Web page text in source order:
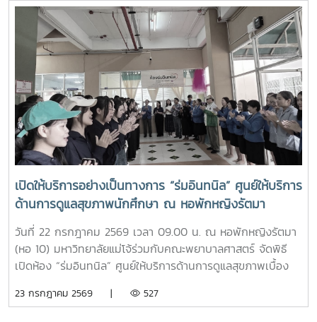
วิถีใหม่ (11701001)ในการนี้ รองศาสตราจารย์ ดร.เทพ พงษ์พา
นิช นายกสภามหาวิทยาลัยแม่โจ้ พร้อมด้วย นายพงษ์พิพัฒน์
ราชจันทร์ หัวหน้างานพัฒนานักศึกษาและศิษย์เก่าสัมพันธ์ ใน
ฐานะอาจารย์ประจำรายวิชา ร่วมให้ความรู้เกี่ยวกับประวัติความ
เป็นมา ปรัชญา และอัตลักษณ์ของมหาวิทยาลัยแม่โจ้ เพื่อสร้าง
ความเข้าใจและความผูกพันต่อสถาบันโอกาสนี้ รองศาสตราจารย์
ดร.เทพ พงษ์พานิช ได้เน้นย้ำให้นักศึกษาเรียนรู้รากเหง้าความ
เป็นแม่โจ้ มีความภาคภูมิใจในสถาบัน มีพลังใจในการศึกษา ยึด
มั่นและดำเนินตามรอยคุณงามความดีของปูชนียบุคคล ประพฤติ
ตนเป็นคนดี มีความรับผิดชอบ ยึดถืออัตลักษณ์ของนักศึกษา
พยาบาลศาสตร์ มหาวิทยาลัยแม่โจ้ ที่ว่า “งามสง่า จิตอาสา
อดทน สู้งาน” เพื่อเติบโตเป็นบัณฑิตพยาบาลที่มีคุณภาพ เป็น
กำลังสำคัญของสังคมในอนาคตพร้อมกันนี้ นายนพกิจ แผ่พร
รักษาการหัวหน้างานหอพักนักศึกษา ได้บรรยายภาพรวมการ
ดำเนินงานของหอพักนักศึกษา พร้อมแนะนำระบบการดูแลและ
การใช้ชีวิตในรั้วมหาวิทยาลัย และ นายวิทชัย สุขเพราะนา หัวหน้า
การอนุรักษ์ศิลปวัฒนธรรม และกิจกรรมส่งเสริมคุณลักษณะอัน
เปิดให้บริการอย่างเป็นทางการ “ร่มอินทนิล” ศูนย์ให้บริการ
ด้านการดูแลสุขภาพนักศึกษา ณ หอพักหญิงรัตมา
วันที่ 22 กรกฎาคม 2569 เวลา 09.00 น. ณ หอพักหญิงรัตมา
(หอ 10) มหาวิทยาลัยแม่โจ้ร่วมกับคณะพยาบาลศาสตร์ จัดพิธี
เปิดห้อง “ร่มอินทนิล” ศูนย์ให้บริการด้านการดูแลสุขภาพเบื้อง
ดร.เทพ พงษ์พานิช นายกสภามหาวิทยาลัยแม่โจ้ เป็นประธานใน
23 กรกฎาคม 2569 | 527